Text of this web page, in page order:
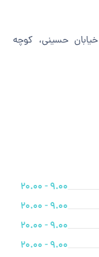
حسینی، کوچه
9.00 - 20.00
9.00 - 20.00
9.00 - 20.00
9.00 - 20.00